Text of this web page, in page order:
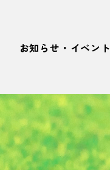
お知らせ・イベント